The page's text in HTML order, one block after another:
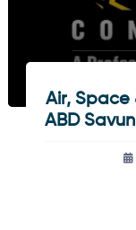
Air, Space
ABD